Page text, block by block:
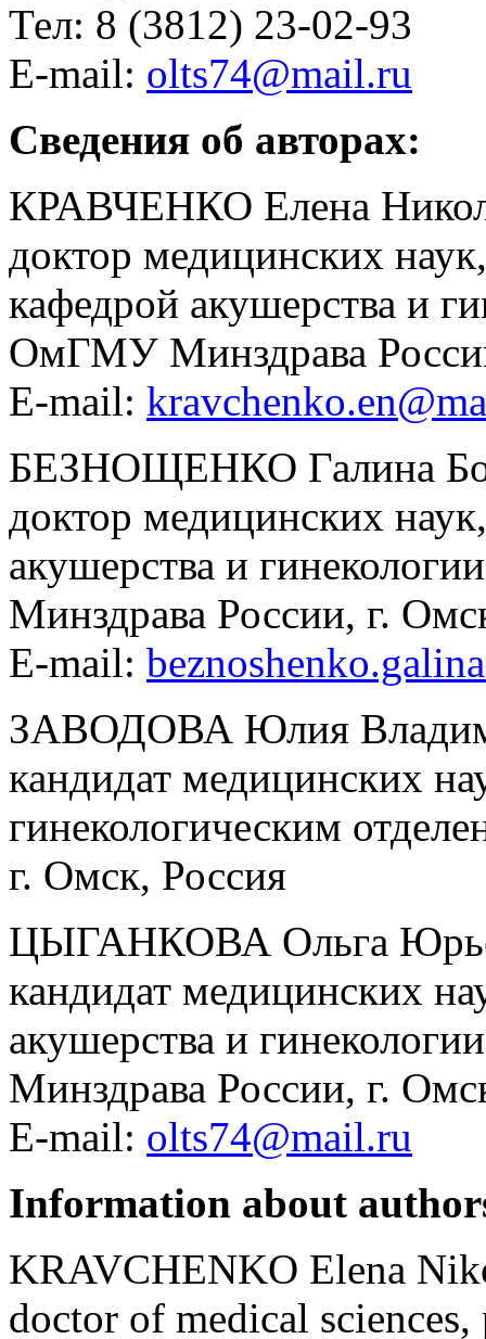
Тел: 8 (3812) 23-02-93
E-mail: olts74@mail.ru
Сведения об авторах:
КРАВЧЕНКО Елена
доктор медицинских
кафедрой акушерства и
ОмГМУ Минздрава
E-mail:
БЕЗНОЩЕНКО Галина
доктор медицинских
акушерства и
Минздрава России, г.
E-mail:
ЗАВОДОВА Юлия
кандидат медицинских
гинекологическим
г. Омск, Россия
ЦЫГАНКОВА Ольга
кандидат медицинских
акушерства и
Минздрава России, г.
E-mail: olts74@mail.ru
Information about
KRAVCHENKO Elena
doctor of medical